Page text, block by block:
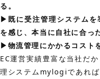
る。
▶︎既に受注管理システムを
を感じ、本当に自社に合っ
▶︎物流管理にかかるコスト
EC運営実績豊富な当社だ
理システムmylogiであれば